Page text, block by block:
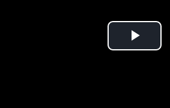
Play